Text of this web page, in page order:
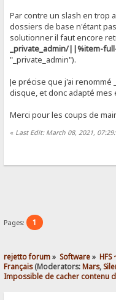
Par contre un slash en trop
dossiers de base n'étant
solutionner il faut encore
_private_admin/||%item-
"_private_admin").
Je précise que j'ai renommé
disque, et donc adapté mes
Merci pour les coups de
« Last Edit: March 08, 2021,
Pages: 1
rejetto forum» Software» HFS
Français(Moderators:Mars,
Impossible de cacher contenu